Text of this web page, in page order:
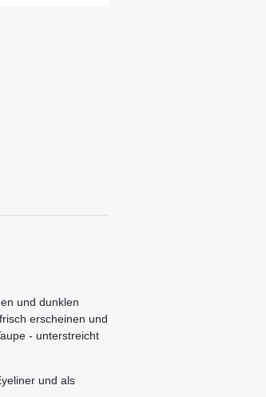
und dunklen
erscheinen und
- unterstreicht
und als